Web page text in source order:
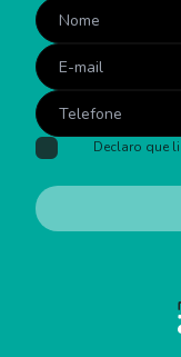
Declaro que